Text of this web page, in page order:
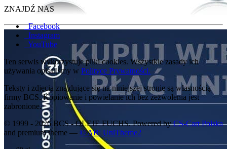
ZNAJDŹ NAS
Facebook
Instagram
YouTube
Ten serwis wykorzystuje pliki cookies. Wszystkie zasady ich
używania opisaliśmy w Polityce Prywatności.
Teksty i zdjęcia znajdujące się na niniejszej stronie są własnością
firmy BCS. Kopiowanie i powielanie ich bez zezwolenia jest
zabronione.
© 1999 - 2026 BCS - OLEJE FUCHS. Powered byCS-Cart Polska
and premium theme — © AB: UniTheme2